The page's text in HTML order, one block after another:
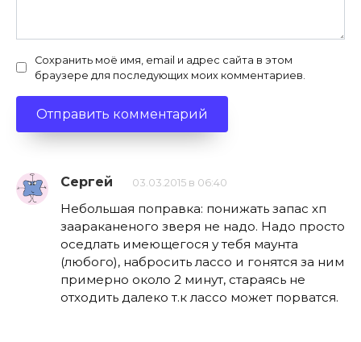
Сохранить моё имя, email и адрес сайта в этом
браузере для последующих моих комментариев.
Сергей 03.03.2015 в 06:40
Небольшая поправка: понижать запас хп
заараканеного зверя не надо. Надо просто
оседлать имеющегося у тебя маунта
(любого), набросить лассо и гонятся за ним
примерно около 2 минут, стараясь не
отходить далеко т.к лассо может порватся.